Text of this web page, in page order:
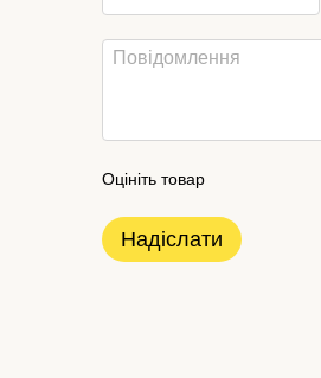
Оцініть товар
Надіслати